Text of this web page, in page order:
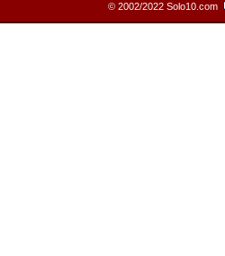
© 2002/2022 Solo10.com